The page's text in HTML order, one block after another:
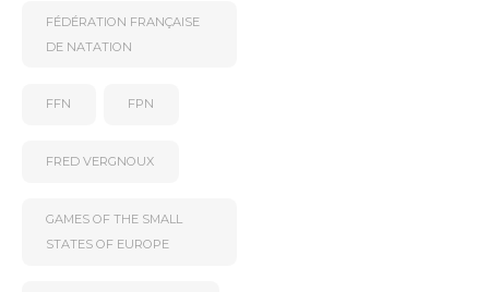
FÉDÉRATION FRANÇAISE
DE NATATION
FFN FPN
FRED VERGNOUX
GAMES OF THE SMALL
STATES OF EUROPE